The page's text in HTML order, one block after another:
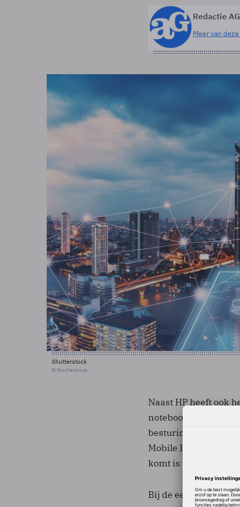
Redactie
Meer van
Shutterstock
© Shutterstock
Naast HP heeft ook
notebook die op
besturingssysteem
Mobile Internet
komt is nog niet
Bij de eerste